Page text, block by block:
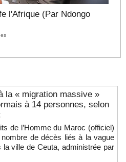
l'Afrique (Par Ndongo
la « migration massive »
à 14 personnes, selon
de l’Homme du Maroc (officiel)
de décès liés à la vague
ville de Ceuta, administrée par